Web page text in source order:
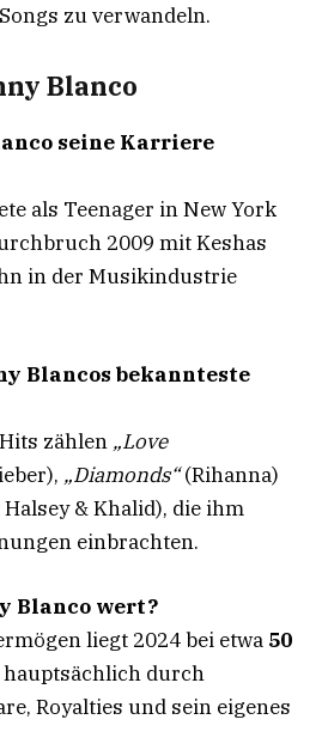
zu verwandeln.
Blanco
seine Karriere
als Teenager in New York
2009 mit Keshas
in der Musikindustrie
Blancos bekannteste
zählen „Love
„Diamonds“(Rihanna)
& Khalid), die ihm
einbrachten.
Blanco wert?
liegt 2024 bei etwa 50
hauptsächlich durch
Royalties und sein eigenes